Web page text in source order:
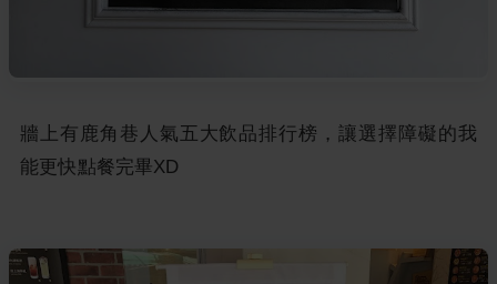
牆上有鹿角巷人氣五大飲品排行榜，讓選擇障礙的我
能更快點餐完畢XD